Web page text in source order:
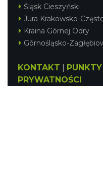
Śląsk Cieszyński
Jura Krakowsko-
Kraina Górnej Odry
Górnośląsko-
KONTAKT
PRYWATNOŚCI